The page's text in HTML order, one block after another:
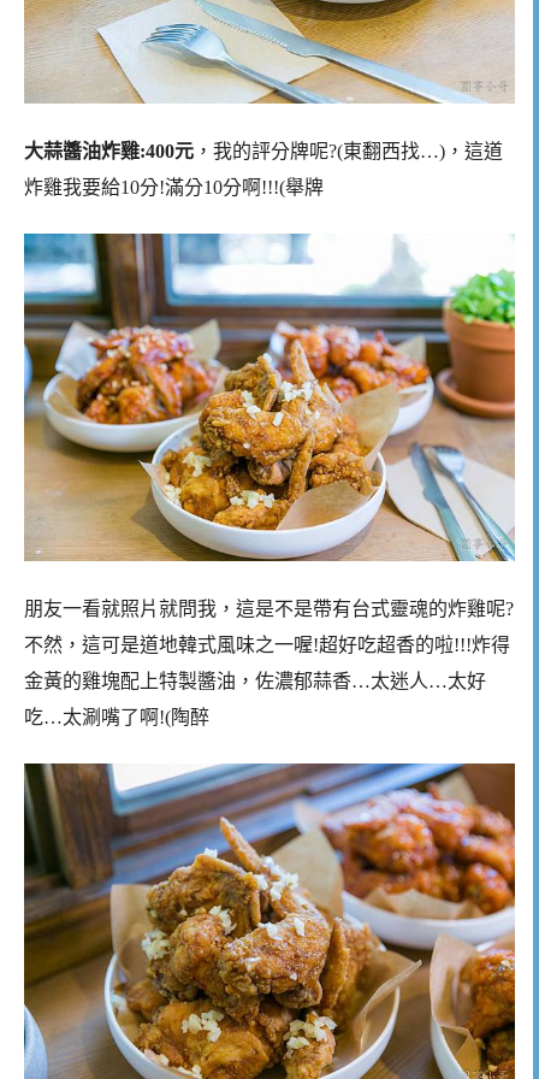
大蒜醬油炸雞:400元 ，我的評分牌呢?(東翻西找…)，這道
炸雞我要給10分!滿分10分啊!!!(舉牌
朋友一看就照片就問我，這是不是帶有台式靈魂的炸雞呢?
不然，這可是道地韓式風味之一喔!超好吃超香的啦!!!炸得
金黃的雞塊配上特製醬油，佐濃郁蒜香…太迷人…太好
吃…太涮嘴了啊!(陶醉